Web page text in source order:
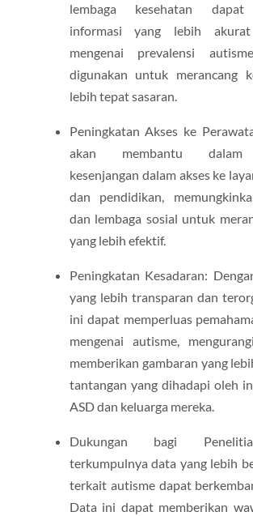
lembaga kesehatan dapat
informasi yang lebih
mengenai prevalensi
digunakan untuk merancang
lebih tepat sasaran.
Peningkatan Akses ke
akan membantu dalam
kesenjangan dalam akses ke
dan pendidikan,
dan lembaga sosial untuk
yang lebih efektif.
Peningkatan Kesadaran:
yang lebih transparan dan
ini dapat memperluas
mengenai autisme,
memberikan gambaran yang
tantangan yang dihadapi oleh
ASD dan keluarga mereka.
Dukungan bagi
terkumpulnya data yang lebih
terkait autisme dapat
Data ini dapat memberikan